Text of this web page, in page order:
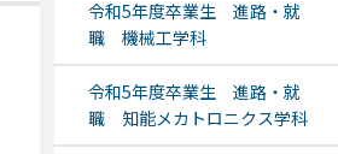
令和5年度卒業生 進路・就
職 機械工学科
令和5年度卒業生 進路・就
職 知能メカトロニクス学科